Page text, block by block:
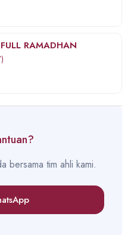
RAMADHAN
bersama tim ahli kami.